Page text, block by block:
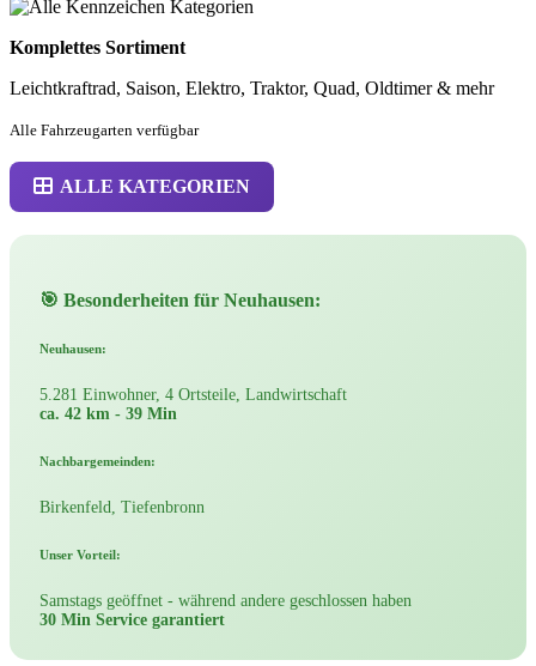
Komplettes Sortiment
Leichtkraftrad, Saison, Elektro, Traktor, Quad, Oldtimer & mehr
Alle Fahrzeugarten verfügbar
ALLE KATEGORIEN
🎯 Besonderheiten für Neuhausen:
Neuhausen:
5.281 Einwohner, 4 Ortsteile, Landwirtschaft
ca. 42 km - 39 Min
Nachbargemeinden:
Birkenfeld, Tiefenbronn
Unser Vorteil:
Samstags geöffnet - während andere geschlossen haben
30 Min Service garantiert